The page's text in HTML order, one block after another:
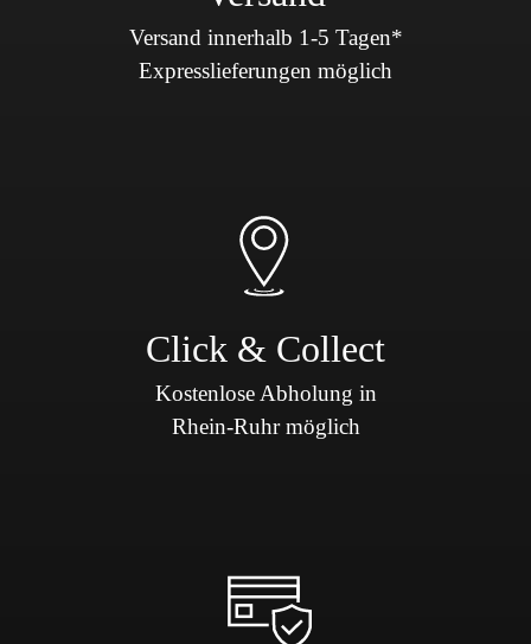
Versand innerhalb 1-5 Tagen*
Expresslieferungen möglich
Click & Collect
Kostenlose Abholung in
Rhein-Ruhr möglich